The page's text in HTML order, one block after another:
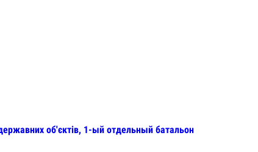
об'єктів, 1-ый отдельный батальон